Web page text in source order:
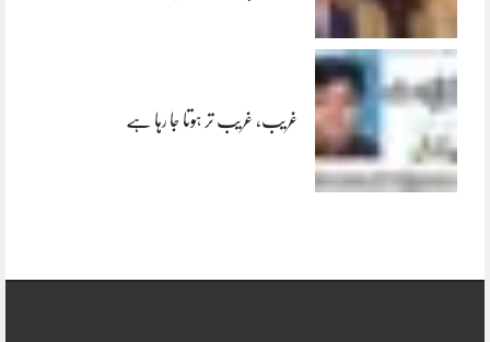
غریب، غریب تر ہوتا جا رہا ہے